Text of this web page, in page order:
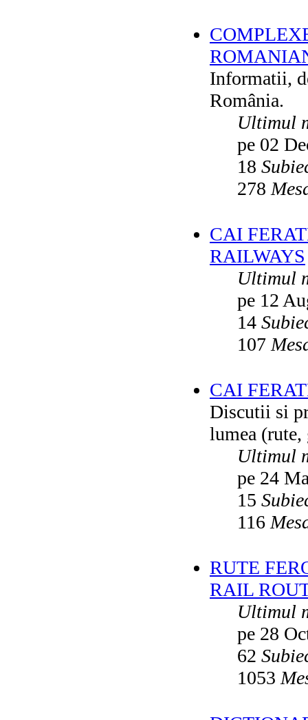
Informatii,
România.
Ultimul
pe 02
18
278
CAI
RAILWAYS
Ultimul
pe 12
14
107
CAI
Discutii si
lumea (rute,
Ultimul
pe 24
15
116
RUTE
RAIL
Ultimul
pe 28
62
1053